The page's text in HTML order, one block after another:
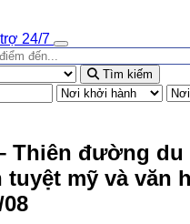
24/7
Tìm kiếm
Thiên đường
mỹ và văn